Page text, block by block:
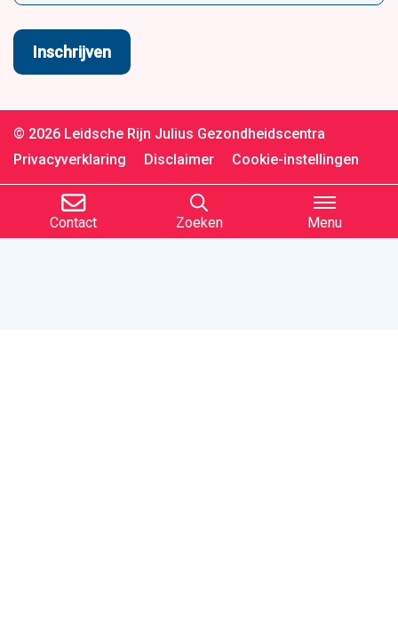
© 2026 Leidsche Rijn Julius Gezondheidscentra
Privacyverklaring
Disclaimer Cookie-instellingen
Contact Zoeken Menu